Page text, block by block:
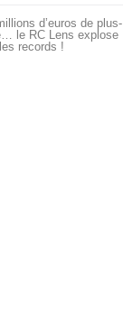
d’euros de plus-
le RC Lens explose
records !